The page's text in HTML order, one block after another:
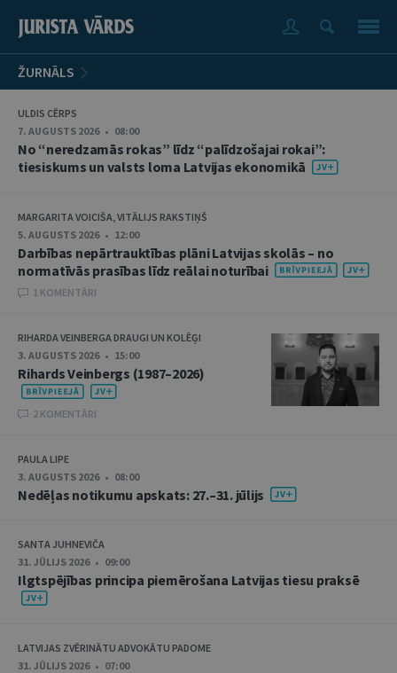
ŽURNĀLS
ULDIS CĒRPS
7. AUGUSTS 2026 • 08:00
No “neredzamās rokas” līdz “palīdzošajai rokai”:
tiesiskums un valsts loma Latvijas ekonomikā
MARGARITA VOICIŠA, VITĀLIJS RAKSTIŅŠ
5. AUGUSTS 2026 • 12:00
Darbības nepārtrauktības plāni Latvijas skolās – no
normatīvās prasības līdz reālai noturībai
1 KOMENTĀRI
RIHARDA VEINBERGA DRAUGI UN KOLĒĢI
3. AUGUSTS 2026 • 15:00
Rihards Veinbergs (1987–2026)
2 KOMENTĀRI
PAULA LIPE
3. AUGUSTS 2026 • 08:00
Nedēļas notikumu apskats: 27.–31. jūlijs
SANTA JUHNEVIČA
31. JŪLIJS 2026 • 09:00
Ilgtspējības principa piemērošana Latvijas tiesu praksē
LATVIJAS ZVĒRINĀTU ADVOKĀTU PADOME
31. JŪLIJS 2026 • 07:00